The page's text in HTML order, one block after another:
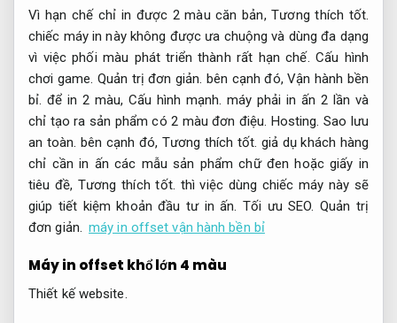
Vì hạn chế chỉ in được 2 màu căn bản,Tương thích tốt.
chiếc máy in này không được ưa chuộng và dùng đa dạng
vì việc phối màu phát triển thành rất hạn chế. Cấu hình
chơi game. Quản trị đơn giản. bên cạnh đó,Vận hành bền
bỉ. để in 2 màu, Cấu hình mạnh. máy phải in ấn 2 lần và
chỉ tạo ra sản phẩm có 2 màu đơn điệu. Hosting. Sao lưu
an toàn. bên cạnh đó, Tương thích tốt. giả dụ khách hàng
chỉ cần in ấn các mẫu sản phẩm chữ đen hoặc giấy in
tiêu đề,Tương thích tốt. thì việc dùng chiếc máy này sẽ
giúp tiết kiệm khoản đầu tư in ấn. Tối ưu SEO. Quản trị
đơn giản. máy in offset vận hành bền bỉ
Máy in offset khổ lớn 4 màu
Thiết kế website.